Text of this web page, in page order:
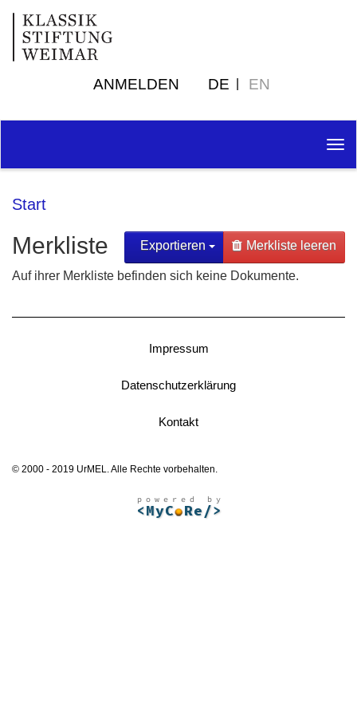
ANMELDEN DE EN
Start
Exportieren Merkliste leeren
Merkliste
Auf ihrer Merkliste befinden sich keine Dokumente.
Impressum
Datenschutzerklärung
Kontakt
© 2000 - 2019 UrMEL. Alle Rechte vorbehalten.